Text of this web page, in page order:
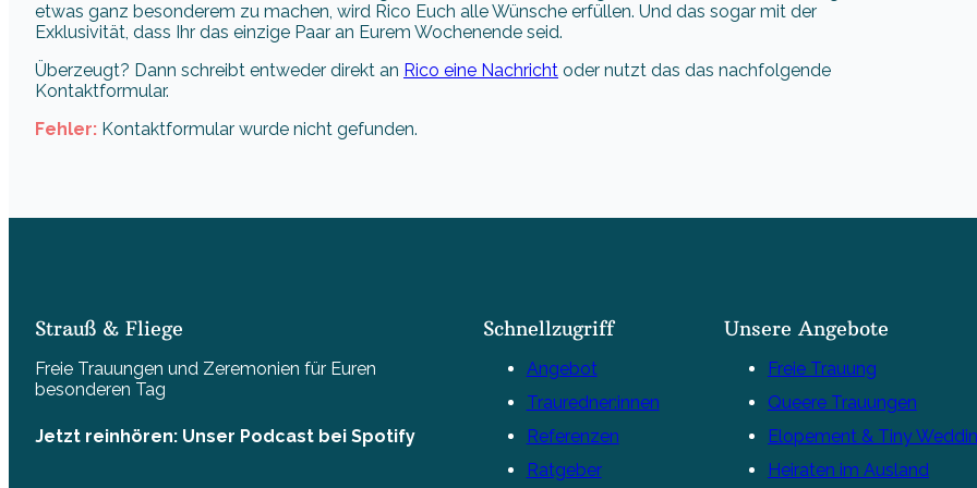
etwas ganz besonderem zu machen, wird Rico Euch alle Wünsche erfüllen. Und das sogar mit der
Exklusivität, dass Ihr das einzige Paar an Eurem Wochenende seid.
Überzeugt? Dann schreibt entweder direkt an Rico eine Nachricht oder nutzt das das nachfolgende
Kontaktformular.
Fehler: Kontaktformular wurde nicht gefunden.
Strauß & Fliege
Freie Trauungen und Zeremonien für Euren
besonderen Tag
Jetzt reinhören: Unser Podcast bei Spotify
Schnellzugriff
Angebot
Trauredner:innen
Referenzen
Ratgeber
Unsere Angebote
Freie Trauung
Queere Trauungen
Elopement & Tiny
Heiraten im Ausland